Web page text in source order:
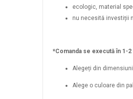
ecologic, material
nu necesită investiții
*Comanda se execută în 1-
Alegeți din
Alege o culoare din